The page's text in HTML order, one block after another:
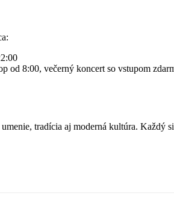
od 8:00, večerný koncert so vstupom
tradícia aj moderná kultúra.